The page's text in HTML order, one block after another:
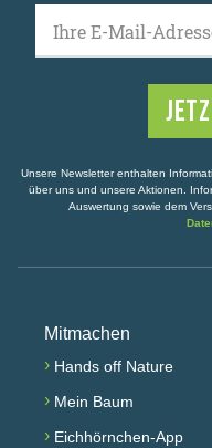
Unsere Newsletter enthalten
über uns und unsere Aktionen.
Auswertung sowie dem
Mitmachen
› Hands off Nature
› Mein Baum
› Eichhörnchen-App